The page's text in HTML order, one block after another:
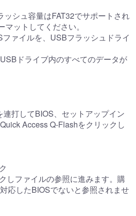
シュ容量はFAT32でサポートされ
ットしてください。
ァイルを、USBフラッシュドライ
ドライブ内のすべてのデータが
打してBIOS、セットアップイン
Access Q-Flashをクリックし
しファイルの参照に進みます。購
応したBIOSでないと参照されませ